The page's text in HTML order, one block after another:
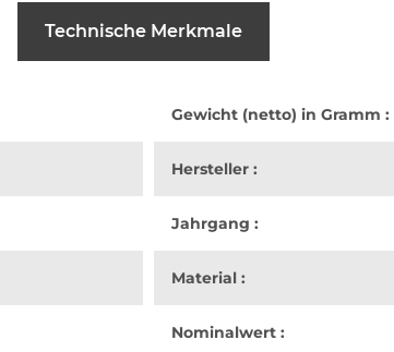
Technische Merkmale
Gewicht (netto) in Gramm :
Hersteller :
Jahrgang :
Material :
Nominalwert :